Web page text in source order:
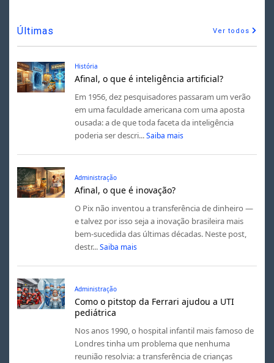
Últimas Ver todos
História
Afinal, o que é inteligência artificial?
Em 1956, dez pesquisadores passaram um verão
em uma faculdade americana com uma aposta
ousada: a de que toda faceta da inteligência
poderia ser descri... Saiba mais
Administração
Afinal, o que é inovação?
O Pix não inventou a transferência de dinheiro —
e talvez por isso seja a inovação brasileira mais
bem-sucedida das últimas décadas. Neste post,
destr... Saiba mais
Administração
Como o pitstop da Ferrari ajudou a UTI
pediátrica
Nos anos 1990, o hospital infantil mais famoso de
Londres tinha um problema que nenhuma
reunião resolvia: a transferência de crianças